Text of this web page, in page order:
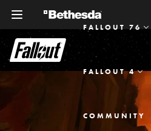
FALLOUT 76
FALLOUT 4
COMMUNITY